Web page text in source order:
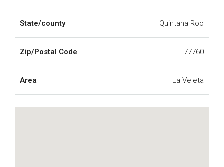
State/county Quintana Roo
Zip/Postal Code 77760
Area La Veleta